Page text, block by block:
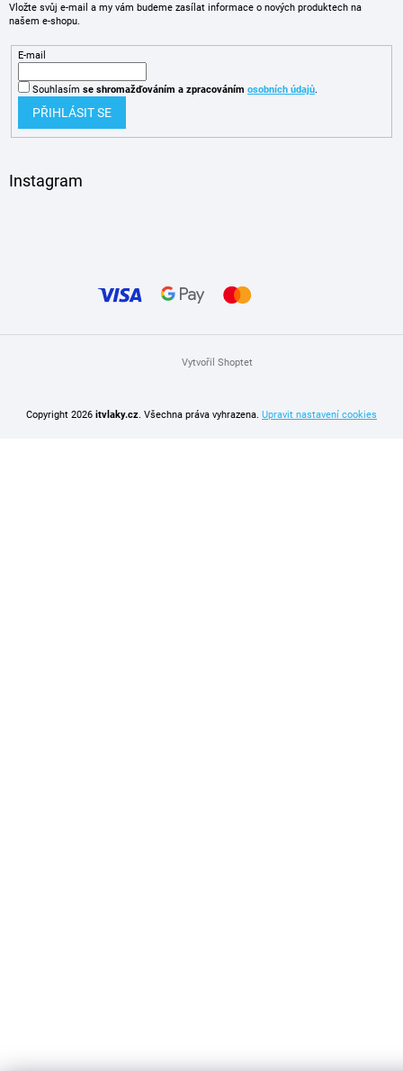
Vložte svůj e-mail a my vám budeme zasílat informace o nových produktech na
našem e-shopu.
E-mail
Souhlasím se shromažďováním a zpracováním osobních údajů.
PŘIHLÁSIT SE
Instagram
Vytvořil Shoptet
Copyright 2026 itvlaky.cz. Všechna práva vyhrazena. Upravit nastavení cookies